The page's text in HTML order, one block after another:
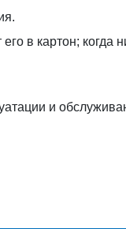
в картон; когда
и